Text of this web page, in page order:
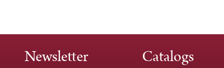
Newsletter Catalogs